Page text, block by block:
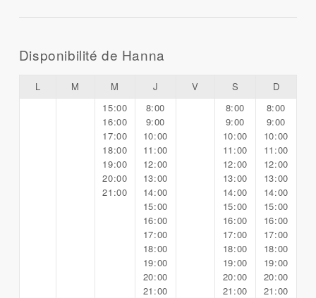
Disponibilité de Hanna
L M M J V S
D
15:00
16:00
17:00
18:00
19:00
20:00
21:00
8:00
9:00
10:00
11:00
12:00
13:00
14:00
15:00
16:00
17:00
18:00
19:00
20:00
21:00
8:00
9:00
10:00
11:00
12:00
13:00
14:00
15:00
16:00
17:00
18:00
19:00
20:00
21:00
8:00
9:00
10:00
11:00
12:00
13:00
14:00
15:00
16:00
17:00
18:00
19:00
20:00
21:00